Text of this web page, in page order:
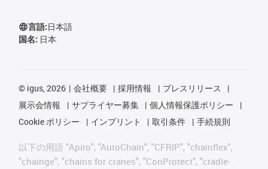
言語:日本語
国名: 日本
© igus, 2026 会社概要 採用情報
プレスリリース
展示会情報
サプライヤー募集
個人情報保護ポリシー
Cookie ポリシー
インプリント 取引条件 手続規則
以下の用語 "Apiro", "AutoChain", "CFRIP", "chainflex",
"chainge", "chains for cranes", "ConProtect", "cradle-